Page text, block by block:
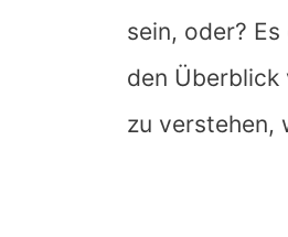
sein, oder?
den Überblick
zu verstehen,